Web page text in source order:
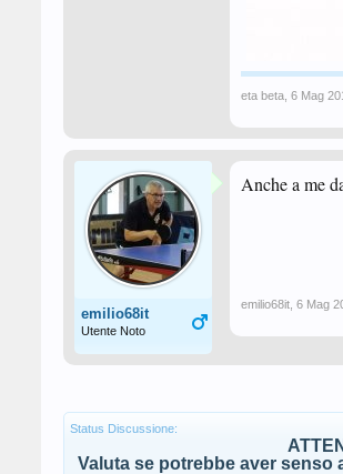
eta beta 6 Mag
emilio68it
Utente Noto
Anche a me
emilio68it 6 Mag
Status Discussione:
Valuta se potrebbe aver